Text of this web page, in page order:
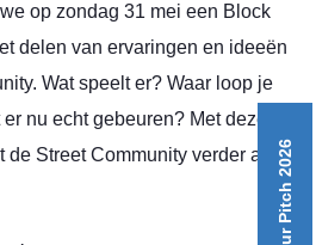
op zondag 31 mei een Block
delen van ervaringen en ideeën
Wat speelt er? Waar loop je
nu echt gebeuren? Met deze
de Street Community verder aan